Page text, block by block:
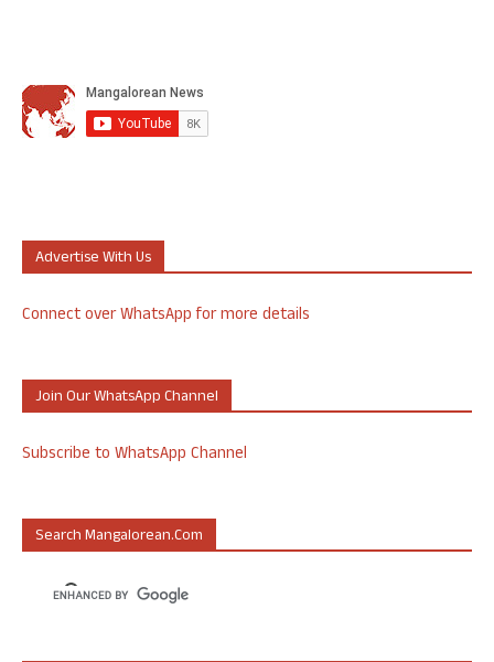
Advertise With Us
Connect over WhatsApp for more details
Join Our WhatsApp Channel
Subscribe to WhatsApp Channel
Search Mangalorean.com